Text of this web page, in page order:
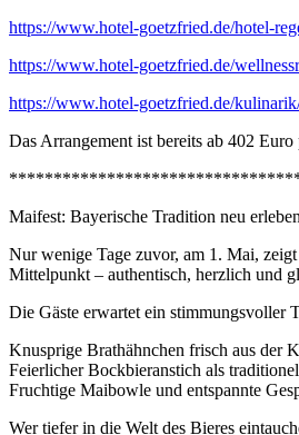
https://www.hotel-goetzfried.de/hotel-
https://www.hotel-goetzfried.de/
https://www.hotel-goetzfried.de/
Das Arrangement ist bereits ab 402
Maifest: Bayerische Tradition neu erleben
Nur wenige Tage zuvor, am 1. Mai,
Mittelpunkt – authentisch, herzlich und
Die Gäste erwartet ein stimmungsvoller
Knusprige Brathähnchen frisch aus der
Feierlicher Bockbieranstich als
Fruchtige Maibowle und entspannte
Wer tiefer in die Welt des Bieres